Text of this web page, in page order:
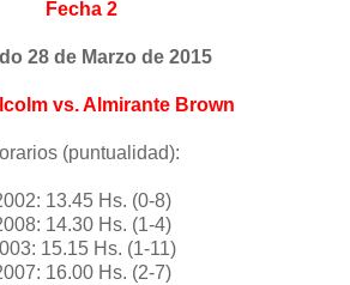
Fecha 2
28 de Marzo de 2015
vs. Almirante Brown
(puntualidad):
13.45 Hs. (0-8)
14.30 Hs. (1-4)
15.15 Hs. (1-11)
16.00 Hs. (2-7)